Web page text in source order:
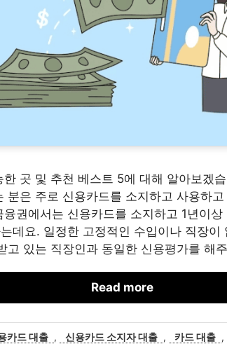
곳 및 추천 베스트 5에 대해 알아보겠
분은 주로 신용카드를 소지하고 사용하
권에서는 신용카드를 소지하고 1년이
데요. 일정한 고정적인 수입이나 직장이
고 있는 직장인과 동일한 신용평가를 해
Read more
카드 대출 , 신용카드 소지자 대출 , 카드 대출 ,